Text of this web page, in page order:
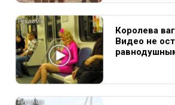
Королева
Видео не